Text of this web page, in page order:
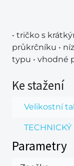
• tričko s
průkrčníku •
typu • vhodné
Ke stažení
Velikostní
TECHNICKÝ
Parametry